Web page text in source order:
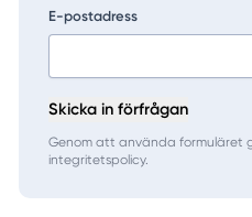
E-postadress
Skicka in förfrågan
Genom att använda formuläret
integritetspolicy.